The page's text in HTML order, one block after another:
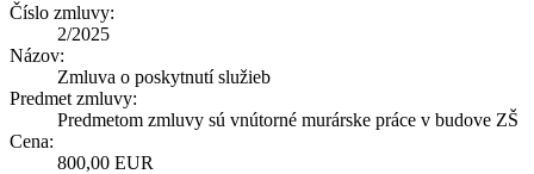
Číslo zmluvy:
2/2025
Názov:
Zmluva o poskytnutí služieb
Predmet zmluvy:
Predmetom zmluvy sú vnútorné murárske práce v budove ZŠ
Cena:
800,00 EUR